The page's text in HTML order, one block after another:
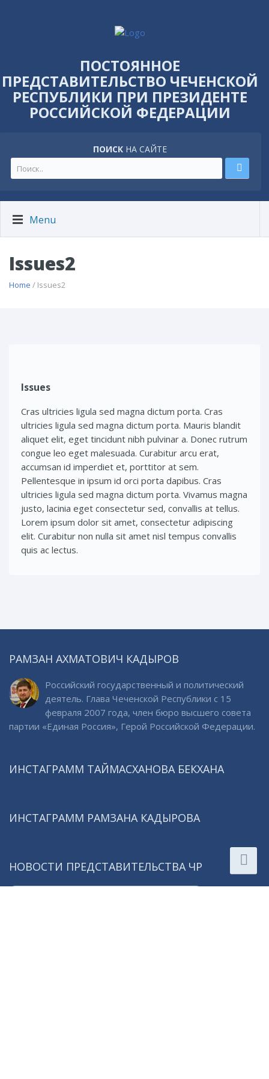
ПОСТОЯННОЕ
ПРЕДСТАВИТЕЛЬСТВО ЧЕЧЕНСКОЙ
РЕСПУБЛИКИ ПРИ ПРЕЗИДЕНТЕ
РОССИЙСКОЙ ФЕДЕРАЦИИ
ПОИСК НА САЙТЕ
Menu
Issues2
Home / Issues2
Issues
Cras ultricies ligula sed magna dictum porta. Cras
ultricies ligula sed magna dictum porta. Mauris blandit
aliquet elit, eget tincidunt nibh pulvinar a. Donec rutrum
congue leo eget malesuada. Curabitur arcu erat,
accumsan id imperdiet et, porttitor at sem.
Pellentesque in ipsum id orci porta dapibus. Cras
ultricies ligula sed magna dictum porta. Vivamus magna
justo, lacinia eget consectetur sed, convallis at tellus.
Lorem ipsum dolor sit amet, consectetur adipiscing
elit. Curabitur non nulla sit amet nisl tempus convallis
quis ac lectus.
РАМЗАН АХМАТОВИЧ КАДЫРОВ
Российский государственный и политический
деятель. Глава Чеченской Республики с 15
февраля 2007 года, член бюро высшего совета
партии «Единая Россия», Герой Российской Федерации.
ИНСТАГРАММ ТАЙМАСХАНОВА БЕКХАНА
ИНСТАГРАММ РАМЗАНА КАДЫРОВА
НОВОСТИ ПРЕДСТАВИТЕЛЬСТВА ЧР